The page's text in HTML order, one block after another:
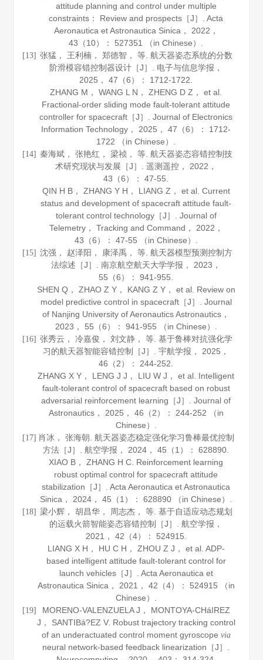
attitude planning and control under multiple
constraints： Review and prospects［J］.Acta
Aeronautica et Astronautica Sinica ， 2022 ，
43 （10）： 527351 （in Chinese）.
[13] 张猛， 王利楠， 郑德智， 等. 航天器姿态系统的分数
阶滑模容错控制器设计［J］. 电子与信息学报 ，
2025 ，47 （6）： 1712-1722.
ZHANG M， WANG L N， ZHENG D Z， et al.
Fractional-order sliding mode fault-tolerant attitude
controller for spacecraft［J］.Journal of Electronics
Information Technology ， 2025 ，47 （6）： 1712-
1722 （in Chinese）.
[14] 秦海斌， 张艳红， 梁祯， 等. 航天器姿态容错控制技
术研究现状与发展［J］.遥测遥控 ， 2022 ，
43 （6）： 47-55.
QIN H B， ZHANG Y H， LIANG Z， et al. Current
status and development of spacecraft attitude fault-
tolerant control technology［J］. Journal of
Telemetry， Tracking and Command ， 2022 ，
43 （6）： 47-55 （in Chinese）.
[15] 沈强， 赵泽阳， 康泽禹， 等. 航天器模型预测控制方
法综述［J］.南京航空航天大学学报 ， 2023 ，
55 （6）： 941-955.
SHEN Q， ZHAO Z Y， KANG Z Y， et al. Review on
model predictive control in spacecraft［J］. Journal
of Nanjing University of Aeronautics Astronautics ，
2023 ， 55 （6）： 941-955 （in Chinese）.
[16] 张秀云， 冷嘉俊， 刘文静， 等. 基于鲁棒对抗强化学
习的航天器智能容错控制［J］.宇航学报 ， 2025 ，
46 （2）： 244-252.
ZHANG X Y， LENG J J， LIU W J， et al. Intelligent
fault-tolerant control of spacecraft based on robust
adversarial reinforcement learning［J］.Journal of
Astronautics， 2025 ， 46 （2）： 244-252 （in
Chinese）.
[17] 肖冰， 张海朝. 航天器姿态稳定强化学习鲁棒最优控制
方法［J］.航空学报 ， 2024 ，45 （1）： 628890.
XIAO B， ZHANG H C. Reinforcement learning
robust optimal control for spacecraft attitude
stabilization［J］.Acta Aeronautica et Astronautica
Sinica ， 2024 ，45 （1）： 628890 （in Chinese）.
[18] 梁小辉， 胡昌华， 周志杰， 等. 基于自适应动态规划
的运载火箭智能姿态容错控制［J］.航空学报 ，
2021 ， 42 （4）： 524915.
LIANG X H， HU C H， ZHOU Z J， et al. ADP-
based intelligent attitude fault-tolerant control for
launch vehicles［J］. Acta Aeronautica et
Astronautica Sinica ， 2021 ， 42 （4）： 524915 （in
Chinese）.
[19]
MORENO-VALENZUELA J， MONTOYA-CHáIREZ
J， SANTIBá?EZ V. Robust trajectory tracking control
of an underactuated control moment gyroscope via
neural network-based feedback linearization［J］.